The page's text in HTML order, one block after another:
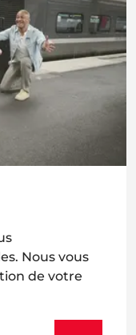
Nous vous
de votre